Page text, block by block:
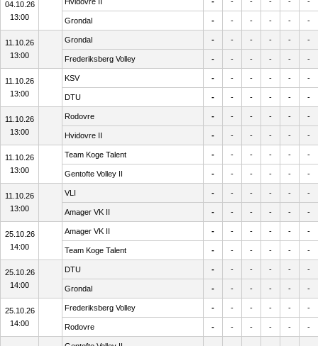
04.10.26
13:00
Grondal - - - - - -
11.10.26
13:00
Grondal - - - - - -
Frederiksberg Volley - - - - - -
11.10.26
13:00
KSV - - - - - -
DTU - - - - - -
11.10.26
13:00
Rodovre - - - - - -
Hvidovre II - - - - - -
11.10.26
13:00
Team Koge Talent - - - - - -
Gentofte Volley II - - - - - -
11.10.26
13:00
VLI - - - - - -
Amager VK II - - - - - -
25.10.26
14:00
Amager VK II - - - - - -
Team Koge Talent - - - - - -
25.10.26
14:00
DTU - - - - - -
Grondal - - - - - -
25.10.26
14:00
Frederiksberg Volley - - - - - -
Rodovre - - - - - -